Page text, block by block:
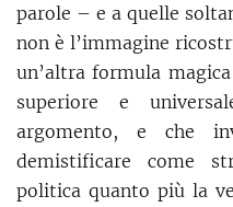
parole – e a quelle
non è l’immagine
un’altra formula
superiore e
argomento, e che
demistificare come
politica quanto più la